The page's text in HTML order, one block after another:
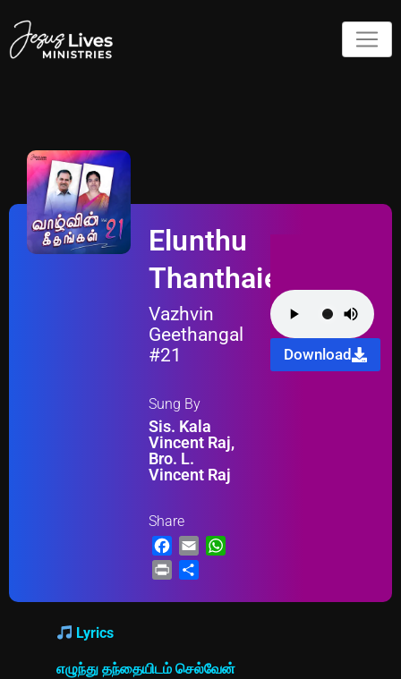
Elunthu
Thanthaiedam
Vazhvin
Geethangal
#21
Sung By
Sis. Kala
Vincent Raj,
Bro. L.
Vincent Raj
Share
Facebook
Email
Print
Download
Lyrics
எழுந்து தந்தையிடம் செல்வேன்